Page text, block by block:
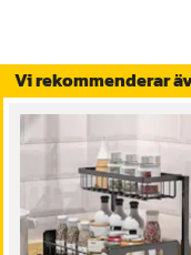
Vi rekommenderar